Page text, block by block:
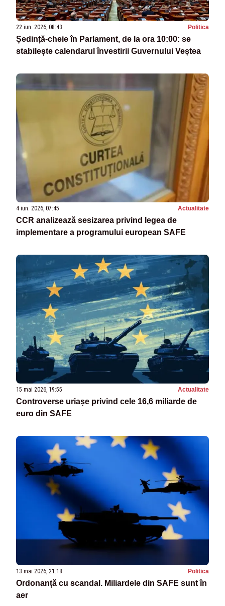
22 iun. 2026, 08:43 Politica
Ședință-cheie în Parlament, de la ora 10:00: se
stabilește calendarul învestirii Guvernului Veștea
4 iun. 2026, 07:45 Actualitate
CCR analizează sesizarea privind legea de
implementare a programului european SAFE
15 mai 2026, 19:55 Actualitate
Controverse uriașe privind cele 16,6 miliarde de
euro din SAFE
13 mai 2026, 21:18 Politica
Ordonanță cu scandal. Miliardele din SAFE sunt în
aer